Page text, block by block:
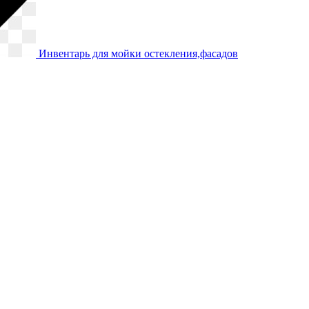
Инвентарь для мойки остекления,фасадов